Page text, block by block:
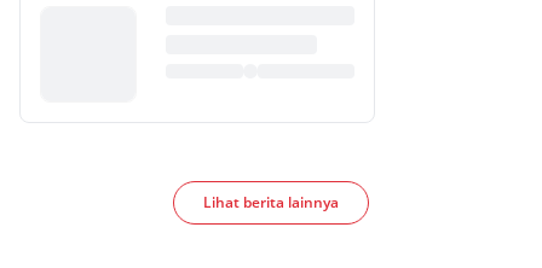
Lihat berita lainnya